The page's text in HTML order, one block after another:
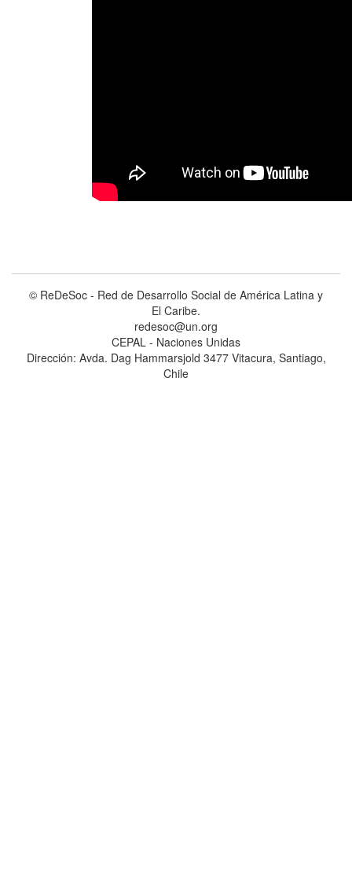
© ReDeSoc - Red de Desarrollo Social de América Latina y
El Caribe.
redesoc@un.org
CEPAL - Naciones Unidas
Dirección: Avda. Dag Hammarsjold 3477 Vitacura, Santiago,
Chile